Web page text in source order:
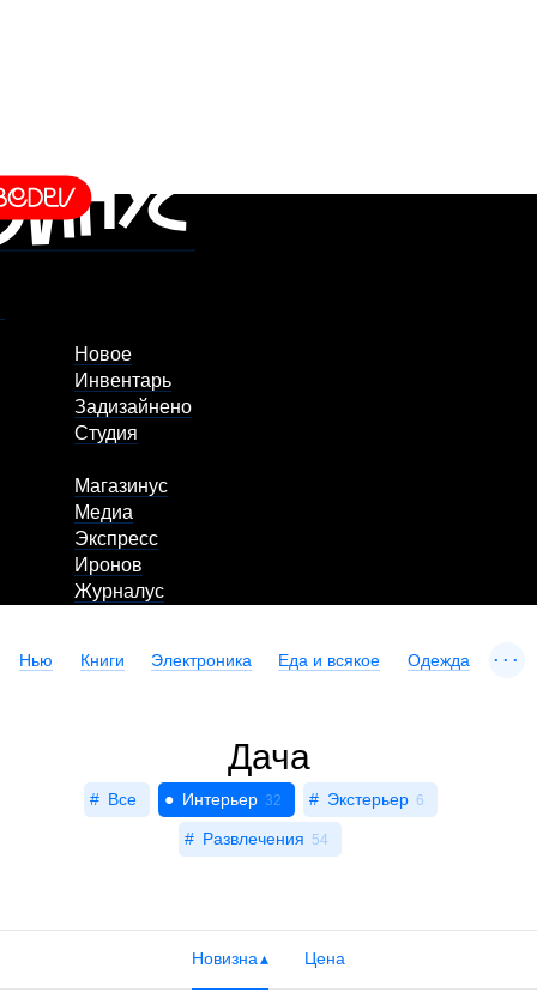
Новое
Инвентарь
Задизайнено
Студия
Магазинус
Медиа
Экспресс
Иронов
Журналус
Нью Книги Электроника Еда и всякое Одежда ...
Дача
Все Интерьер 32 Экстерьер 6
Развлечения 54
Новизна Цена